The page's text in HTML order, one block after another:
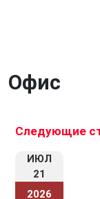
Офис
Следующие
ИЮЛ
21
2026